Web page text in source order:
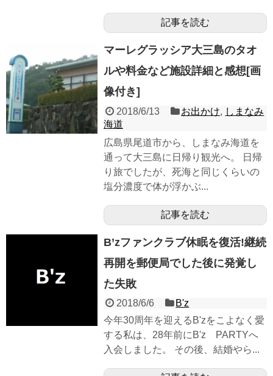
記事を読む
マーレグラッシア大三島のタオ
ルや料金など施設詳細と感想[画
像付き]
2018/6/13 お出かけ, しまなみ
海道
広島県尾道市から、しまなみ海道を
通って大三島に日帰り観光へ。 日帰
り旅でしたが、死海と同じくらいの
塩分濃度で体が浮かぶ...
記事を読む
B’zファンクラブ休眠を復活!継続
再開を郵便局でした後に発覚し
た失敗
2018/6/6
B'z
今年30周年を迎えるB'zをこよなく愛
する私は、28年前にB'z PARTYへ
入会しました。 その後、結婚やら...